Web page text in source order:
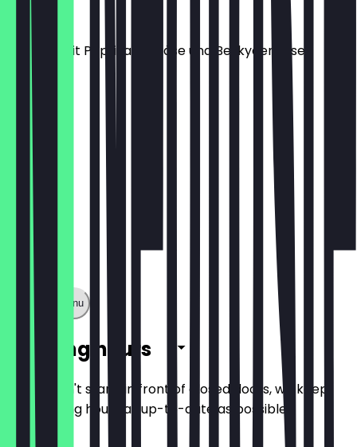
€6.96
Topinka mit Paprikabierkäse und Beskydenkäse
€9.98
Show full menu
Opening hours
So you don't stand in front of closed doors, we keep
the opening hours as up-to-date as possible.